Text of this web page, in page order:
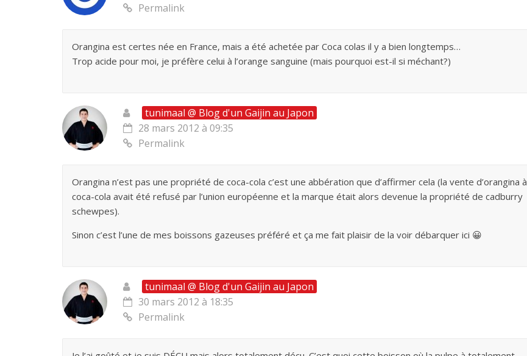
Permalink
Orangina est certes née en France, mais a été achetée par Coca colas il y a bien longtemps…
Trop acide pour moi, je préfère celui à l’orange sanguine (mais pourquoi est-il si méchant?)
tunimaal @ Blog d'un Gaijin au Japon
28 mars 2012 à 09:35
Permalink
Orangina n’est pas une propriété de coca-cola c’est une abbération que d’affirmer cela (la vente d’orangina à
coca-cola avait été refusé par l’union européenne et la marque était alors devenue la propriété de cadburry
schewpes).
Sinon c’est l’une de mes boissons gazeuses préféré et ça me fait plaisir de la voir débarquer ici 😀
tunimaal @ Blog d'un Gaijin au Japon
30 mars 2012 à 18:35
Permalink